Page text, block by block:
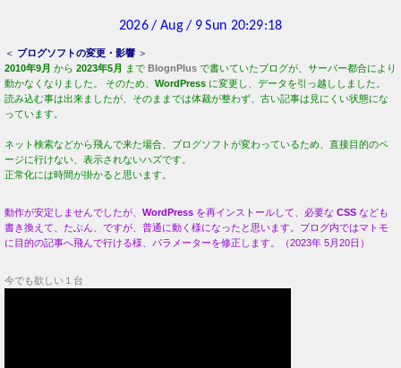
＜ ブログソフトの変更・影響 ＞
2010年9月 から 2023年5月 まで BlognPlus で書いていたブログが、サーバー都合により
動かなくなりました。 そのため、 WordPress に変更し、データを引っ越ししました。
読み込む事は出来ましたが、そのままでは体裁が整わず、古い記事は見にくい状態にな
っています。
ネット検索などから飛んで来た場合、ブログソフトが変わっているため、直接目的のペ
ージに行けない、表示されないハズです。
正常化には時間が掛かると思います。
動作が安定しませんでしたが、 WordPress を再インストールして、必要な CSS なども
書き換えて、たぶん、ですが、普通に動く様になったと思います。ブログ内ではマトモ
に目的の記事へ飛んで行ける様、パラメーターを修正します。（2023年 5月20日）
今でも欲しい１台